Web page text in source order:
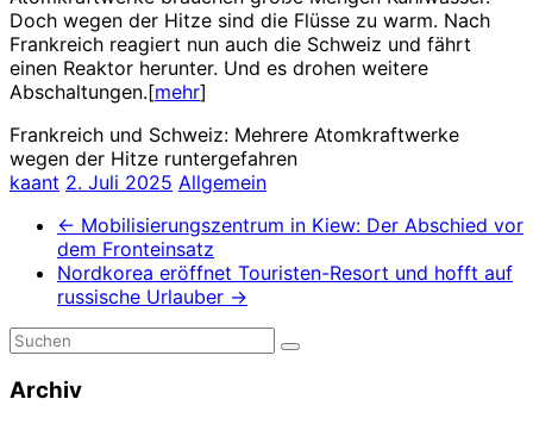
Doch wegen der Hitze sind die Flüsse zu warm. Nach
Frankreich reagiert nun auch die Schweiz und fährt
einen Reaktor herunter. Und es drohen weitere
Abschaltungen.[mehr]
Frankreich und Schweiz: Mehrere Atomkraftwerke
wegen der Hitze runtergefahren
kaant 2. Juli 2025 Allgemein
← Mobilisierungszentrum in Kiew: Der Abschied vor
dem Fronteinsatz
Nordkorea eröffnet Touristen-Resort und hofft auf
russische Urlauber →
Archiv